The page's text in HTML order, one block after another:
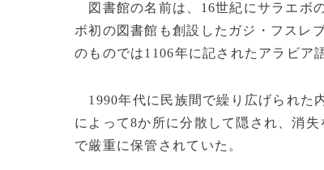
図書館の名前は、16世紀にサラエボ
ボ初の図書館も創設したガジ・フスレ
のものでは1106年に記されたアラビア
1990年代に民族間で繰り広げられた
によって8か所に分散して隠され、消
で厳重に保管されていた。